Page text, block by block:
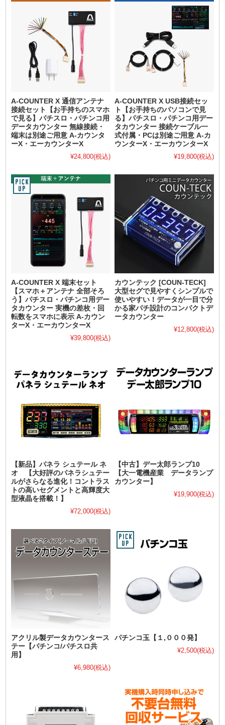
A-COUNTER X 通信アンテナ
接続セット【お手持ちのスマホ
で見る】パチスロ・パチンコ用
データカウンター 無線接続・
端末は別途ご用意 A-カウンタ
ーX・エーカウンターX
¥24,800(税込)
A-COUNTER X USB接続セッ
ト【お手持ちのパソコンで見
る】パチスロ・パチンコ用デー
タカウンター 接続ケーブル一
式付属・PCは別途ご用意 A-カ
ウンターX・エーカウンターX
¥19,800(税込)
A-COUNTER X 端末セット
【スマホ＋アンテナ 全部そろ
う】パチスロ・パチンコ用デー
タカウンター 実機の差枚・回
転数をスマホに表示 A-カウン
ターX・エーカウンターX
¥39,800(税込)
カウンテック [COUN-TECK]
大型セグで見やすくシンプルで
使いやすい！データが一目で分
かる家パチ設計のコンパクトデ
ータカウンター
¥12,800(税込)
【新品】パネラ シュテール ネ
オ 【大好評のパネラシュテー
ルがさらなる進化！コントラス
トの高いセグメントと高輝度大
型液晶を搭載！】
¥72,000(税込)
【中古】デー太郎ランプ10
【大一電機産業 データランプ
カウンター】
¥19,900(税込)
アクリル製データカウンタース
テー【パチンコ/パチスロ共
用】
¥6,980(税込)
パチンコ玉【１,０００発】
¥2,500(税込)